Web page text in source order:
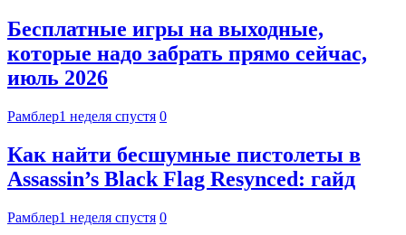
Бесплатные игры на выходные,
которые надо забрать прямо сейчас,
июль 2026
Рамблер1 неделя спустя 0
Как найти бесшумные пистолеты в
Assassin’s Black Flag Resynced: гайд
Рамблер1 неделя спустя 0